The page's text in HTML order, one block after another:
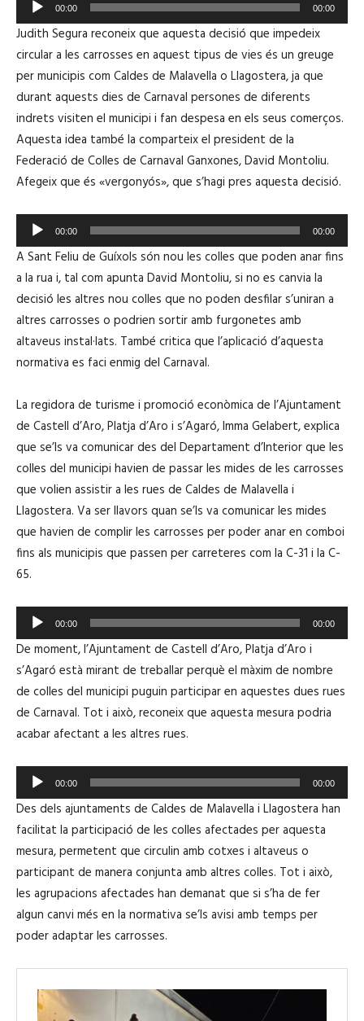
o
r
d
'
à
u
d
i
e
p
r
o
d
u
c
t
o
r
'
à
u
d
i
o
00:00 00:00
Judith Segura reconeix que aquesta decisió que impedeix
circular a les carrosses en aquest tipus de vies és un greuge
per municipis com Caldes de Malavella o Llagostera, ja que
durant aquests dies de Carnaval persones de diferents
indrets visiten el municipi i fan despesa en els seus comerços.
Aquesta idea també la comparteix el president de la
Federació de Colles de Carnaval Ganxones, David Montoliu.
Afegeix que és «vergonyós», que s’hagi pres aquesta decisió.
e
p
r
o
d
u
c
o
r
d
'
à
u
d
i
o
00:00 00:00
A Sant Feliu de Guíxols són nou les colles que poden anar fins
a la rua i, tal com apunta David Montoliu, si no es canvia la
decisió les altres nou colles que no poden desfilar s’uniran a
altres carrosses o podrien sortir amb furgonetes amb
altaveus instal·lats. També critica que l’aplicació d’aquesta
normativa es faci enmig del Carnaval.
La regidora de turisme i promoció econòmica de l’Ajuntament
de Castell d’Aro, Platja d’Aro i s’Agaró, Imma Gelabert, explica
que se’ls va comunicar des del Departament d’Interior que les
colles del municipi havien de passar les mides de les carrosses
que volien assistir a les rues de Caldes de Malavella i
Llagostera. Va ser llavors quan se’ls va comunicar les mides
que havien de complir les carrosses per poder anar en comboi
fins als municipis que passen per carreteres com la C-31 i la C-
65.
e
p
r
o
d
u
c
o
r
d
'
à
u
d
00:00 00:00
De moment, l’Ajuntament de Castell d’Aro, Platja d’Aro i
s’Agaró està mirant de treballar perquè el màxim de nombre
de colles del municipi puguin participar en aquestes dues rues
de Carnaval. Tot i això, reconeix que aquesta mesura podria
acabar afectant a les altres rues.
e
p
r
o
d
u
c
t
o
00:00 00:00
Des dels ajuntaments de Caldes de Malavella i Llagostera han
facilitat la participació de les colles afectades per aquesta
mesura, permetent que circulin amb cotxes i altaveus o
participant de manera conjunta amb altres colles. Tot i això,
les agrupacions afectades han demanat que si s’ha de fer
algun canvi més en la normativa se’ls avisi amb temps per
poder adaptar les carrosses.